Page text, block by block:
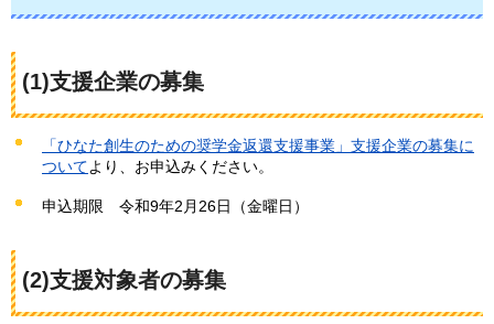
(1)支援企業の募集
「ひなた創生のための奨学金返還支援事業」支援企業の募集に
ついてより、お申込みください。
申込期限 令和9年2月26日（金曜日）
(2)支援対象者の募集